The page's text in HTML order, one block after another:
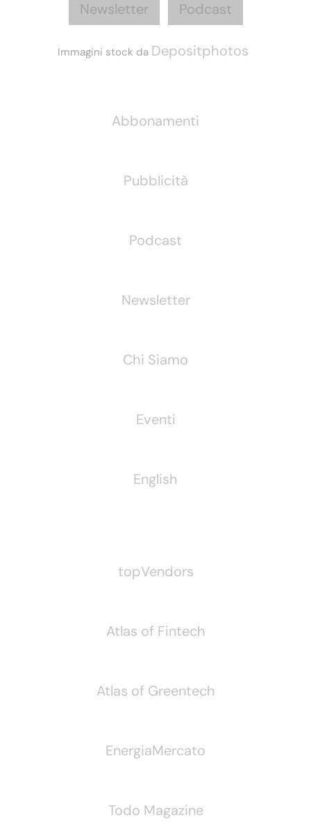
Newsletter Podcast
Immagini stock da Depositphotos
Abbonamenti
Pubblicità
Podcast
Newsletter
Chi Siamo
Eventi
English
topVendors
Atlas of Fintech
Atlas of Greentech
EnergiaMercato
Todo Magazine